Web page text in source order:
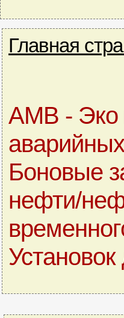
Главная
АМВ - Эко
Боновые
нефти/